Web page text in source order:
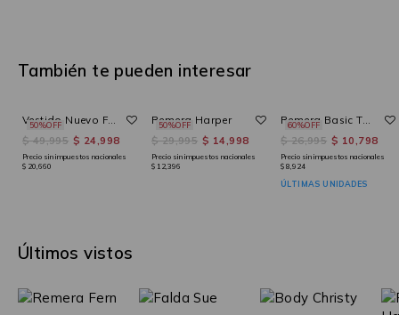
También te pueden interesar
50%OFF
Vestido Nuevo Fern
$ 49,995 $ 24,998
Precio sin impuestos nacionales
$ 20,660
50%OFF
Remera Harper
$ 29,995 $ 14,998
Precio sin impuestos nacionales
$ 12,396
60%OFF
Remera Basic Teen Ii
$ 26,995 $ 10,798
Precio sin impuestos nacionales
$ 8,924
ÚLTIMAS UNIDADES
Últimos vistos